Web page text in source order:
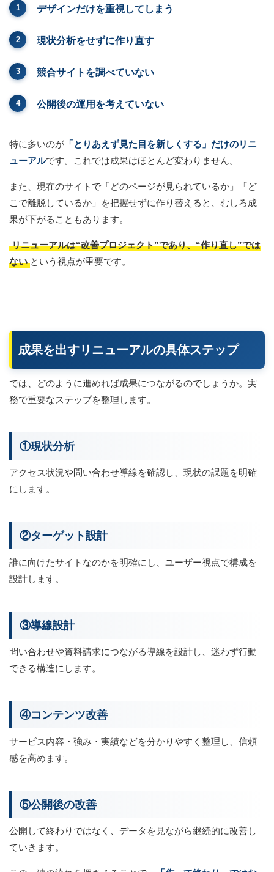
デザインだけを重視してしまう
現状分析をせずに作り直す
競合サイトを調べていない
公開後の運用を考えていない
特に多いのが 「とりあえず見た目を新しくする」だけのリニ
ューアルです。これでは成果はほとんど変わりません。
また、現在のサイトで「どのページが見られているか」「ど
こで離脱しているか」を把握せずに作り替えると、むしろ成
果が下がることもあります。
リニューアルは“改善プロジェクト”であり、“作り直し”では
ない という視点が重要です。
成果を出すリニューアルの具体ステップ
では、どのように進めれば成果につながるのでしょうか。実
務で重要なステップを整理します。
①現状分析
アクセス状況や問い合わせ導線を確認し、現状の課題を明確
にします。
②ターゲット設計
誰に向けたサイトなのかを明確にし、ユーザー視点で構成を
設計します。
③導線設計
問い合わせや資料請求につながる導線を設計し、迷わず行動
できる構造にします。
④コンテンツ改善
サービス内容・強み・実績などを分かりやすく整理し、信頼
感を高めます。
⑤公開後の改善
公開して終わりではなく、データを見ながら継続的に改善し
ていきます。